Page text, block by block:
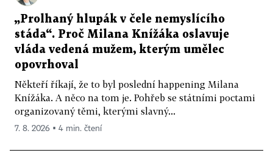
„Prolhaný hlupák v čele nemyslícího
stáda“. Proč Milana Knížáka oslavuje
vláda vedená mužem, kterým umělec
opovrhoval
Někteří říkají, že to byl poslední happening Milana
Knížáka. A něco na tom je. Pohřeb se státními poctami
organizovaný těmi, kterými slavný...
7. 8. 2026 ▪ 4 min. čtení